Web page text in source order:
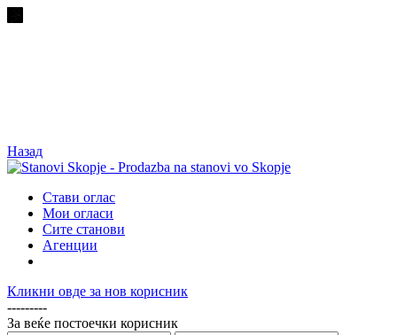
Назад
Стави оглас
Мои огласи
Сите станови
Агенции
Кликни овде за нов корисник
---------
За веќе постоечки корисник